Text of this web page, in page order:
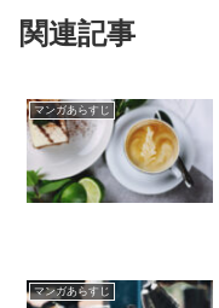
関連記事
マンガあらすじ
マンガあらすじ